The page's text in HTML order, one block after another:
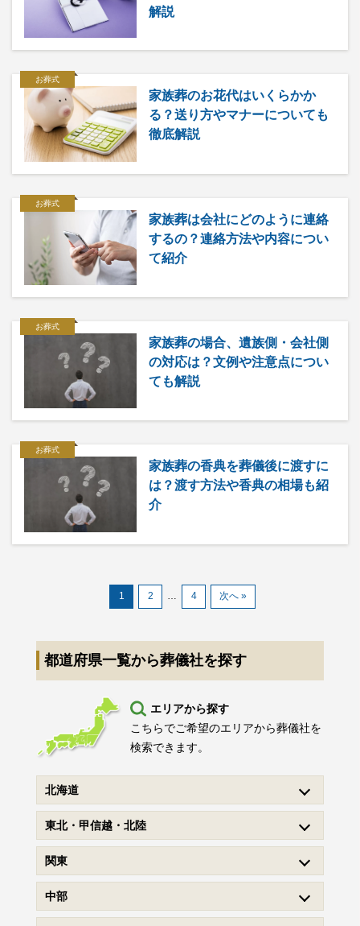
解説
お葬式
家族葬のお花代はいくらかか
る？送り方やマナーについても
徹底解説
お葬式
家族葬は会社にどのように連絡
するの？連絡方法や内容につい
て紹介
お葬式
家族葬の場合、遺族側・会社側
の対応は？文例や注意点につい
ても解説
お葬式
家族葬の香典を葬儀後に渡すに
は？渡す方法や香典の相場も紹
介
1 2 … 4 次へ »
都道府県一覧から葬儀社を探す
エリアから探す
こちらでご希望のエリアから葬儀社を
検索できます。
北海道
東北・甲信越・北陸
関東
中部